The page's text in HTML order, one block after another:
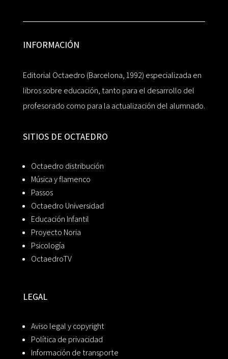
INFORMACIÓN
Editorial Octaedro (Barcelona, 1992) especializada en
libros sobre educación, tanto para el desarrollo del
profesorado como para la actualización del alumnado.
SITIOS DE OCTAEDRO
Octaedro distribución
Música y flamenco
Passos
Octaedro Universidad
Educación Infantil
Proyecto Noria
Psicología
OctaedroTV
LEGAL
Aviso legal y copyright
Política de privacidad
Información de transporte